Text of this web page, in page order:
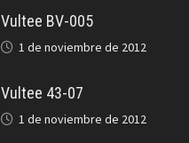
Vultee BV-005
1 de noviembre de 2012
Vultee 43-07
1 de noviembre de 2012